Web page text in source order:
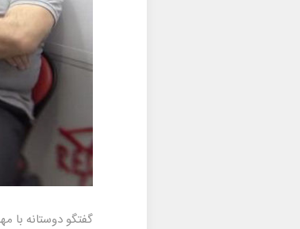
گفتگو دوستانه با